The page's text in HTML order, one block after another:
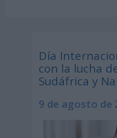
Día
con la lucha
Sudáfrica y
9 de agosto de